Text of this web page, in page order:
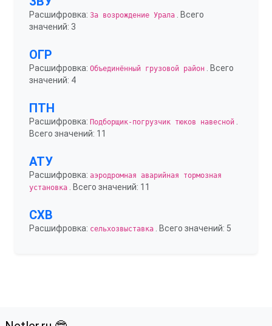
Расшифровка: За возрождение Урала . Всего
значений: 3
ОГР
Расшифровка: Объединённый грузовой район . Всего
значений: 4
ПТН
Расшифровка: Подборщик-погрузчик тюков навесной
Всего значений: 11
АТУ
Расшифровка: аэродромная аварийная тормозная
установка . Всего значений: 11
СХВ
Расшифровка: сельхозвыставка . Всего значений: 5